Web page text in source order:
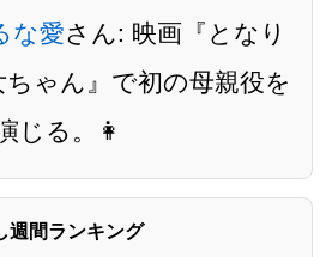
な愛さん: 映画『となり
ゃん』で初の母親役を
じる。👩
週間ランキング